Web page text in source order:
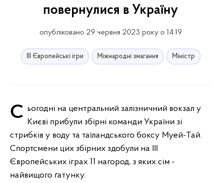
повернулися в Україну
опубліковано 29 червня 2023 року о 14:19
ІІІ Європейські ігри Міжнародні змагання Міністр
Сьогодні на центральний залізничний вокзал у Києві прибули збірні команди України зі
стрибків у воду та таїландського боксу Муей-Тай.
Спортсмени цих збірних здобули на ІІІ
Європейських іграх 11 нагород, з яких сім -
найвищого ґатунку.